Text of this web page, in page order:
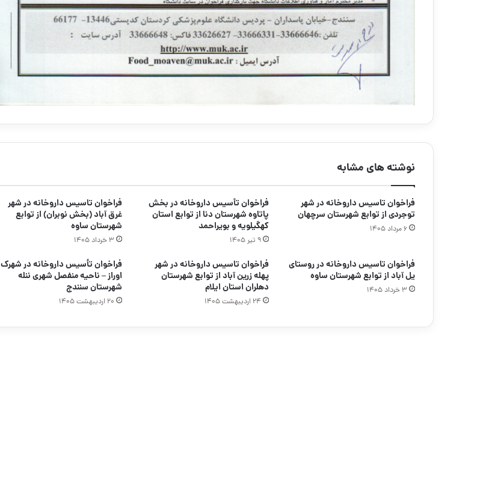
نوشته های مشابه
فراخوان تاسیس داروخانه در شهر
توجردی از توابع شهرستان سرچهان
۶ مرداد ۱۴۰۵
فراخوان تأسیس داروخانه در بخش
پاتاوه شهرستان دنا از توابع استان
کهگیلویه و بویراحمد
۹ تیر ۱۴۰۵
فراخوان تاسیس داروخانه در شهر
غرق آباد (بخش نوبران) از توابع
شهرستان ساوه
۳ خرداد ۱۴۰۵
فراخوان تاسیس داروخانه در روستای
یل آباد از توابع شهرستان ساوه
۳ خرداد ۱۴۰۵
فراخوان تاسیس داروخانه در شهر
پهله زرین آباد از توابع شهرستان
دهلران استان ایلام
۲۴ اردیبهشت ۱۴۰۵
فراخوان تأسیس داروخانه در شهرک
اوراز – ناحیه منفصل شهری ننله
شهرستان سنندج
۲۰ اردیبهشت ۱۴۰۵